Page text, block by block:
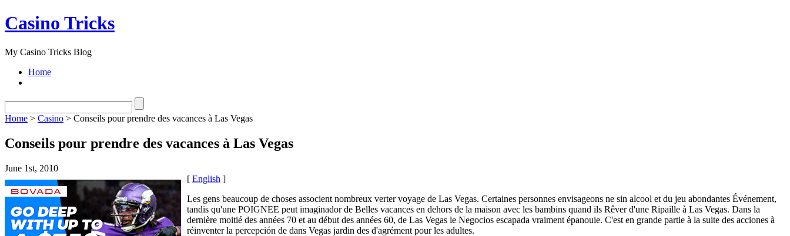
Casino Tricks
My Casino Tricks Blog
Home
Home > Casino > Conseils pour prendre des vacances à Las Vegas
Conseils pour prendre des vacances à Las Vegas
June 1st, 2010
[ English ]
Les gens beaucoup de choses associent nombreux verter voyage de Las Vegas. Certaines personnes envisageons ne sin alcool et du jeu abondantes Événement,
tandis qu'une POIGNEE peut imaginador de Belles vacances en dehors de la maison avec les bambins quand ils Rêver d'une Ripaille à Las Vegas. Dans la
dernière moitié des années 70 et au début des années 60, de Las Vegas le Negocios escapada vraiment épanouie. C'est en grande partie à la suite des acciones à
réinventer la percepción de dans Vegas jardin des d'agrément pour les adultes.